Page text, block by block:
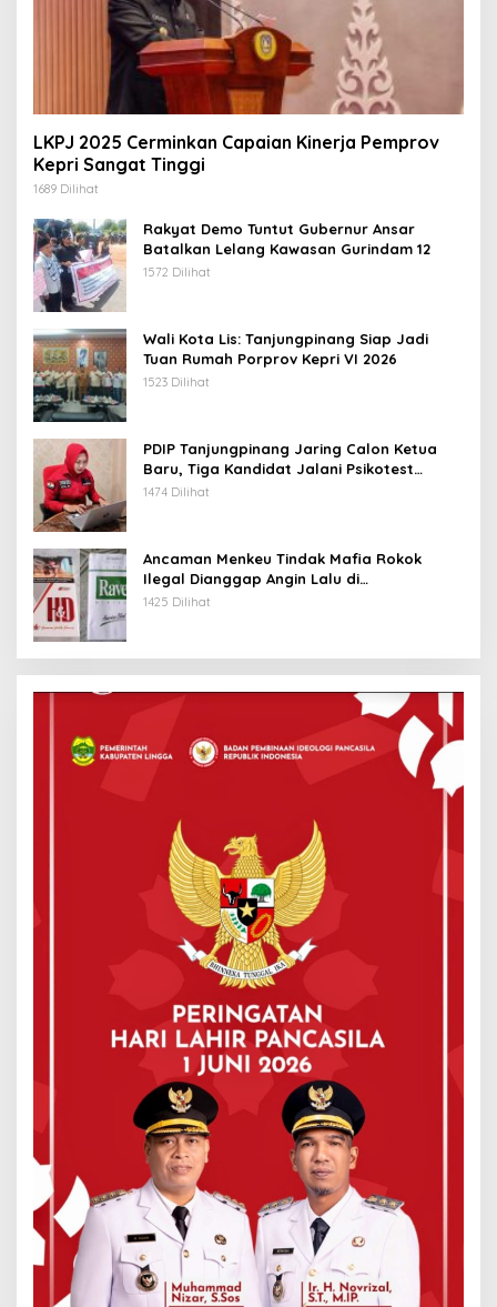
LKPJ 2025 Cerminkan Capaian Kinerja Pemprov
Kepri Sangat Tinggi
1689 Dilihat
Rakyat Demo Tuntut Gubernur Ansar
Batalkan Lelang Kawasan Gurindam 12
1572 Dilihat
Wali Kota Lis: Tanjungpinang Siap Jadi
Tuan Rumah Porprov Kepri VI 2026
1523 Dilihat
PDIP Tanjungpinang Jaring Calon Ketua
Baru, Tiga Kandidat Jalani Psikotest
Daring
1474 Dilihat
Ancaman Menkeu Tindak Mafia Rokok
Ilegal Dianggap Angin Lalu di
Tanjungpinang
1425 Dilihat